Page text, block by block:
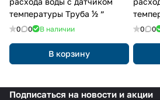
температуры Труба ½ ”
0 0 В наличии
В корзину
0 0
Подписаться на новости и акции